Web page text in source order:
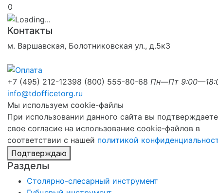
0
Контакты
м. Варшавская, Болотниковская ул., д.5к3
+7 (495) 212-12398 (800) 555-80-68 Пн—Пт
info@tdofficetorg.ru
Мы используем cookie-файлы
При использовании данного сайта вы подтверждаете
свое согласие на использование cookie-файлов в
соответствии с нашей политикой
Подтверждаю
Разделы
Столярно-слесарный инструмент